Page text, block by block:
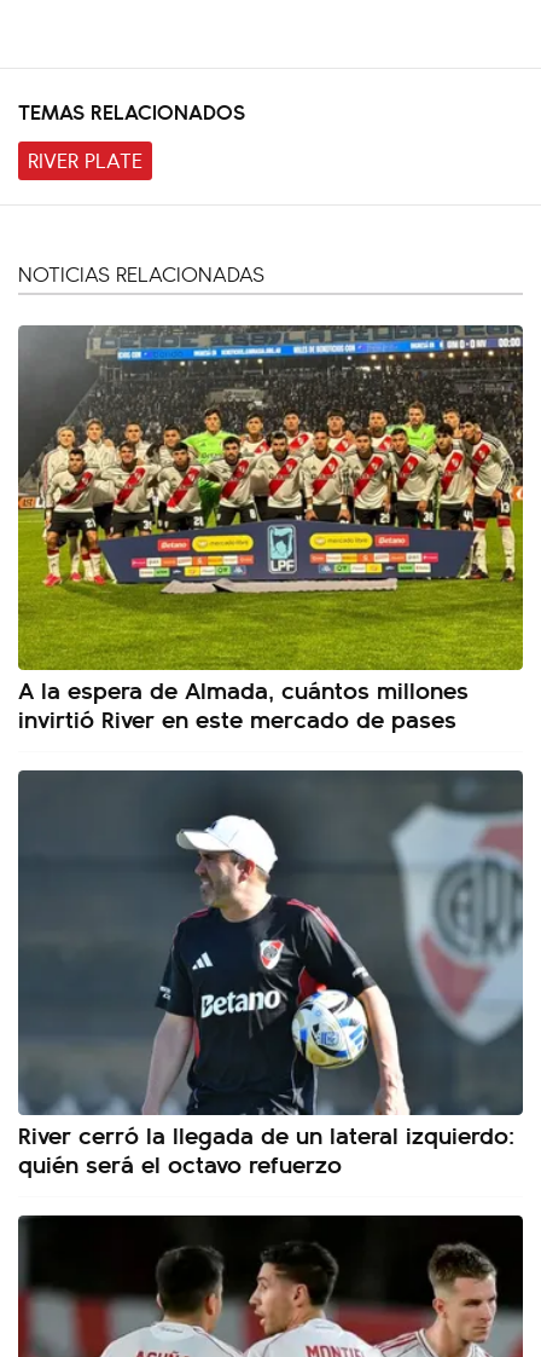
TEMAS RELACIONADOS
RIVER PLATE
NOTICIAS RELACIONADAS
A la espera de Almada, cuántos millones
invirtió River en este mercado de pases
River cerró la llegada de un lateral izquierdo:
quién será el octavo refuerzo